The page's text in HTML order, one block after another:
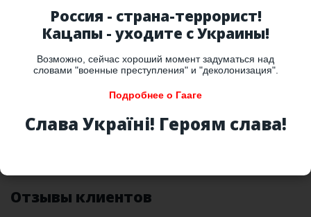
Наличие на складе:
Наличие на складе: HK
Полное описание
Характеристики
Доставка
Отзывы клиентов
Россия - страна-террорист!
Кацапы - уходите с Украины!
Возможно, сейчас хороший момент задуматься над
словами "военные преступления" и "деколонизация".
Подробнее о Гааге
Слава Україні! Героям слава!